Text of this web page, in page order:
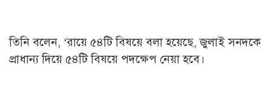
তিনি বলেন, ‘রায়ে ৫৪টি বিষয়ে বলা হয়েছে, জুলাই সনদকে
প্রাধান্য দিয়ে ৫৪টি বিষয়ে পদক্ষেপ নেয়া হবে।